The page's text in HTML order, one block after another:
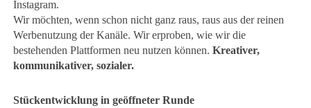
Instagram.
Wir möchten, wenn schon nicht ganz raus, raus aus der reinen
Werbenutzung der Kanäle. Wir erproben, wie wir die
bestehenden Plattformen neu nutzen können.Kreativer,
kommunikativer, sozialer.
Stückentwicklung in geöffneter Runde